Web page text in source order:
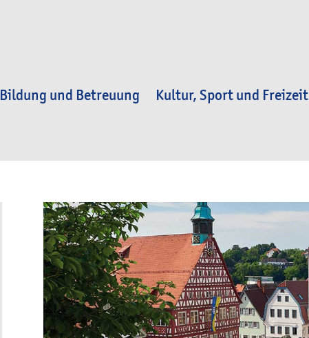
Bildung und Betreuung Kultur, Sport und Freizeit